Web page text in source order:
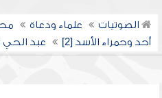
الصوتيات علماء ودعاة
أحد وحمراء الأسد [2]
عبد